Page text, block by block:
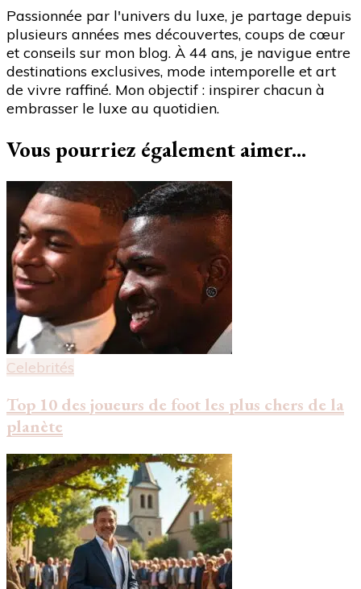
disparu"
Passionnée par l'univers du luxe, je partage depuis
plusieurs années mes découvertes, coups de cœur
et conseils sur mon blog. À 44 ans, je navigue entre
destinations exclusives, mode intemporelle et art
de vivre raffiné. Mon objectif : inspirer chacun à
embrasser le luxe au quotidien.
Vous pourriez également aimer...
Celebrités
Top 10 des joueurs de foot les plus chers de la
planète